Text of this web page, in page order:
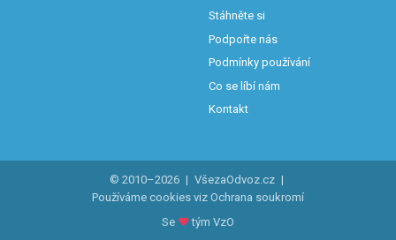
Stáhněte si
Podpořte nás
Podmínky používání
Co se líbí nám
Kontakt
© 2010–2026 | VšezaOdvoz.cz |
Používáme cookies viz Ochrana soukromí
Se ♥ tým VzO